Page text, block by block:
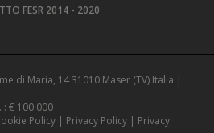
FESR 2014 - 2020
di Maria, 14 31010 Maser (TV) Italia |
: € 100.000
Policy | Privacy Policy | Privacy